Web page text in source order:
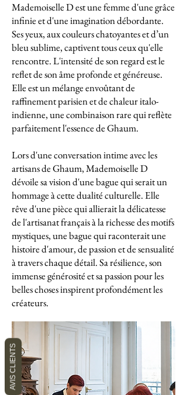
Mademoiselle D est une femme d'une grâce
infinie et d'une imagination débordante.
Ses yeux, aux couleurs chatoyantes et d’un
bleu sublime, captivent tous ceux qu'elle
rencontre. L'intensité de son regard est le
reflet de son âme profonde et généreuse.
Elle est un mélange envoûtant de
raffinement parisien et de chaleur italo-
indienne, une combinaison rare qui reflète
parfaitement l'essence de Ghaum.
Lors d'une conversation intime avec les
artisans de Ghaum, Mademoiselle D
dévoile sa vision d'une bague qui serait un
hommage à cette dualité culturelle. Elle
rêve d'une pièce qui allierait la délicatesse
de l'artisanat français à la richesse des motifs
mystiques, une bague qui raconterait une
histoire d'amour, de passion et de sensualité
à travers chaque détail. Sa résilience, son
immense générosité et sa passion pour les
belles choses inspirent profondément les
créateurs.
AVIS CLIENTS